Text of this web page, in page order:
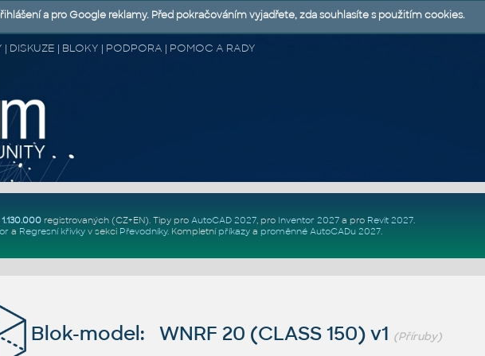
| DISKUZE | BLOKY | PODPORA | POMOC A RADY
1.130.000registrovaných (CZ+EN). Tipy pro AutoCAD 2027, pro Inventor 2027a pro Revit 2027.
a Regresní křivkyv sekci Převodníky. Kompletní příkazya proměnné AutoCADu 2027.
Blok-model: WNRF 20 (CLASS 150) v1 (Příruby)
a pro Google reklamy. Před pokračováním vyjadřete, zda souhlasíte s použitím cookies.